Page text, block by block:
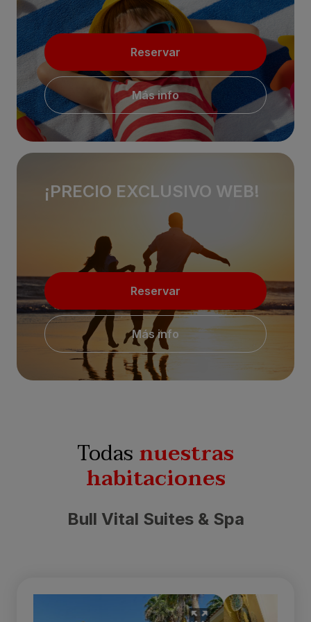
Reservar
Más info
¡PRECIO EXCLUSIVO WEB!
Reservar
Más info
Todasnuestras
habitaciones
Bull Vital Suites & Spa